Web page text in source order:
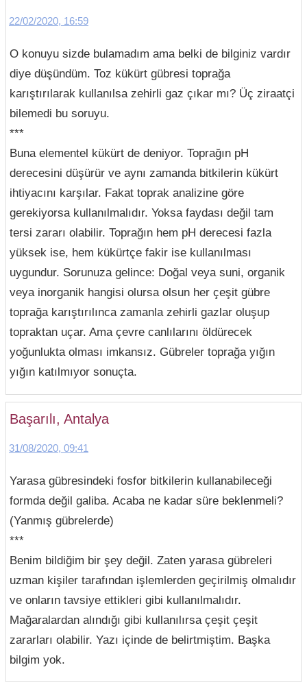
22/02/2020, 16:59
O konuyu sizde bulamadım ama belki de bilginiz vardır
diye düşündüm. Toz kükürt gübresi toprağa
karıştırılarak kullanılsa zehirli gaz çıkar mı? Üç ziraatçi
bilemedi bu soruyu.
***
Buna elementel kükürt de deniyor. Toprağın pH
derecesini düşürür ve aynı zamanda bitkilerin kükürt
ihtiyacını karşılar. Fakat toprak analizine göre
gerekiyorsa kullanılmalıdır. Yoksa faydası değil tam
tersi zararı olabilir. Toprağın hem pH derecesi fazla
yüksek ise, hem kükürtçe fakir ise kullanılması
uygundur. Sorunuza gelince: Doğal veya suni, organik
veya inorganik hangisi olursa olsun her çeşit gübre
toprağa karıştırılınca zamanla zehirli gazlar oluşup
topraktan uçar. Ama çevre canlılarını öldürecek
yoğunlukta olması imkansız. Gübreler toprağa yığın
yığın katılmıyor sonuçta.
Başarılı, Antalya
31/08/2020, 09:41
Yarasa gübresindeki fosfor bitkilerin kullanabileceği
formda değil galiba. Acaba ne kadar süre beklenmeli?
(Yanmış gübrelerde)
***
Benim bildiğim bir şey değil. Zaten yarasa gübreleri
uzman kişiler tarafından işlemlerden geçirilmiş olmalıdır
ve onların tavsiye ettikleri gibi kullanılmalıdır.
Mağaralardan alındığı gibi kullanılırsa çeşit çeşit
zararları olabilir. Yazı içinde de belirtmiştim. Başka
bilgim yok.